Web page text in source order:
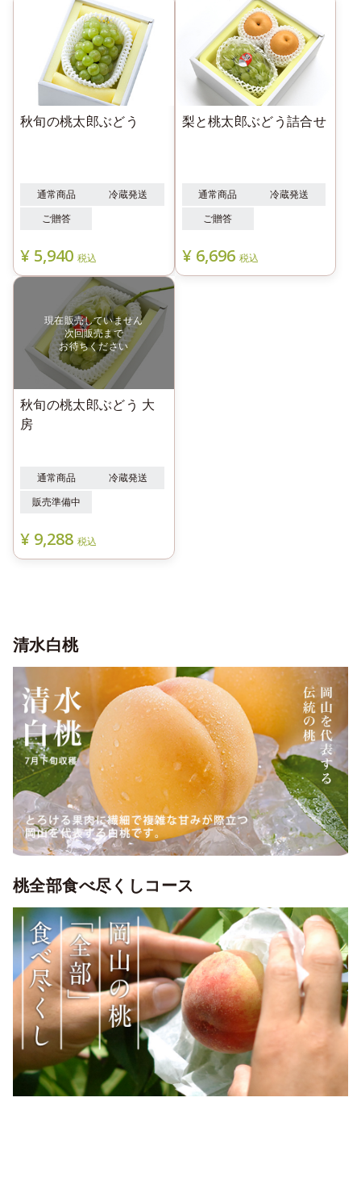
秋旬の桃太郎ぶどう
通常商品
冷蔵発送
ご贈答
¥ 5,940 税込
梨と桃太郎ぶどう詰合せ
通常商品
冷蔵発送
ご贈答
¥ 6,696 税込
秋旬の桃太郎ぶどう 大
房
通常商品
冷蔵発送
販売準備中
¥ 9,288 税込
清水白桃
桃全部食べ尽くしコース